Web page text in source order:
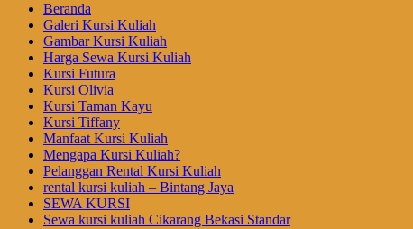
Beranda
Galeri Kursi Kuliah
Gambar Kursi Kuliah
Harga Sewa Kursi Kuliah
Kursi Futura
Kursi Olivia
Kursi Taman Kayu
Kursi Tiffany
Manfaat Kursi Kuliah
Mengapa Kursi Kuliah?
Pelanggan Rental Kursi Kuliah
rental kursi kuliah – Bintang Jaya
SEWA KURSI
Sewa kursi kuliah Cikarang Bekasi Standar